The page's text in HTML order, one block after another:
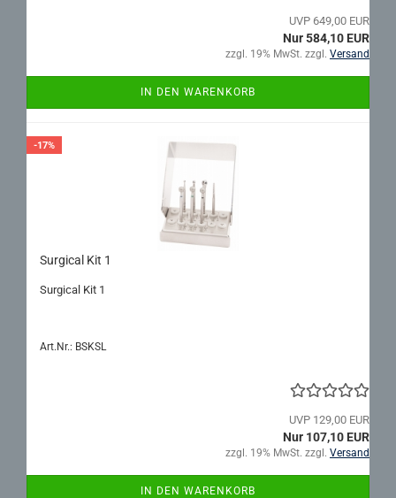
UVP 649,00 EUR
Nur 584,10 EUR
zzgl. 19% MwSt. zzgl. Versand
IN DEN WARENKORB
-17%
Sur­gi­cal Kit 1
Sur­gi­cal Kit 1
Art.Nr.: BSKSL
UVP 129,00 EUR
Nur 107,10 EUR
zzgl. 19% MwSt. zzgl. Versand
IN DEN WARENKORB